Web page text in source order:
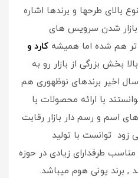
بالای طرحها و برندها اشاره
بازار شدن سرویس های
هم شده اما همیشه کارد و
بخش بزرگی از بازار رو به
اخیر برندهای نوظهوری هم
با ارائه محصولات با
اسم و رسم دار بازار رقابت
زود توانست با تولید
طرفدارای زیادی در حوزه
, برند یونی هوم میباشد.